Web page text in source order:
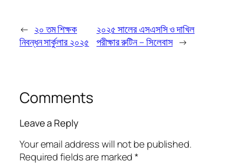
← ২০ তম শিক্ষক
নিবন্ধন সার্কুলার ২০২৫
২০২৫ সালের এসএসসি ও দাখিল
পরীক্ষার রুটিন – সিলেবাস →
Comments
Leave a Reply
Your email address will not be published.
Required fields are marked*